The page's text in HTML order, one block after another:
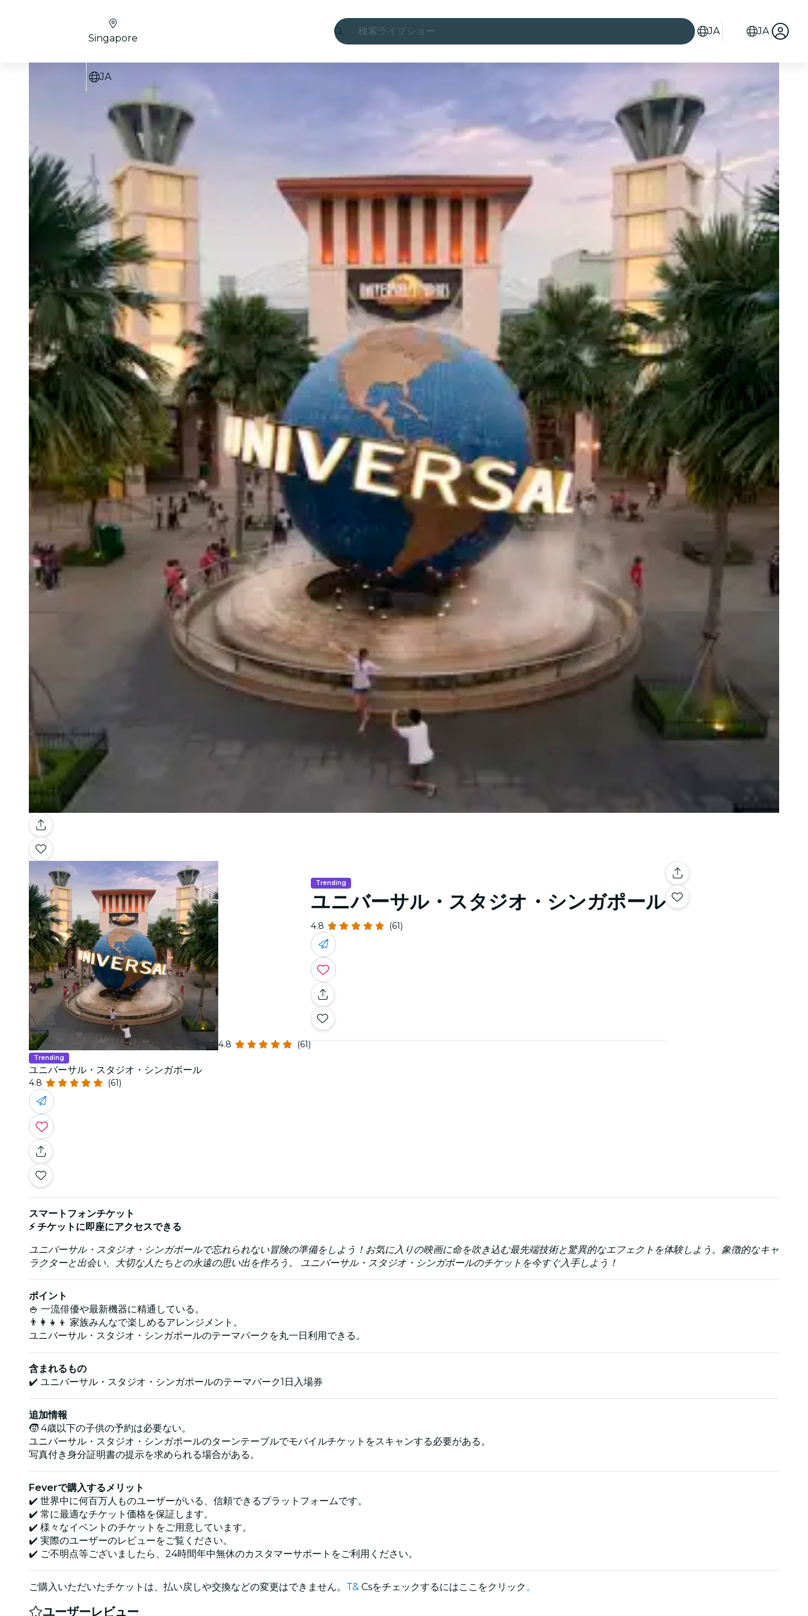
検索ライブショー
展覧会
ソウル
シティツアー
コンサート
レストラン
シネマ
JA JA
Singapore
JA
4.8 (61)
Trending
ユニバーサル・スタジオ・シンガポール
4.8 (61)
Trending
ユニバーサル・スタジオ・シンガポール
4.8 (61)
スマートフォンチケット
⚡ チケットに即座にアクセスできる
ユニバーサル・スタジオ・シンガポールで忘れられない冒険の準備をしよう！お気に入りの映画に命を吹き込む最先端技術と驚異的なエフェクトを体験しよう。象徴的なキャ
ラクターと出会い、大切な人たちとの永遠の思い出を作ろう。 ユニバーサル・スタジオ・シンガポールのチケットを今すぐ入手しよう！
ポイント
🍚 一流俳優や最新機器に精通している。
👨‍👩‍👧‍👦 家族みんなで楽しめるアレンジメント。
ユニバーサル・スタジオ・シンガポールのテーマパークを丸一日利用できる。
含まれるもの
✔️ ユニバーサル・スタジオ・シンガポールのテーマパーク1日入場券
追加情報
🧒 4歳以下の子供の予約は必要ない。
ユニバーサル・スタジオ・シンガポールのターンテーブルでモバイルチケットをスキャンする必要がある。
写真付き身分証明書の提示を求められる場合がある。
Feverで購入するメリット
✔️ 世界中に何百万人ものユーザーがいる、信頼できるプラットフォームです。
✔️ 常に最適なチケット価格を保証します。
✔️ 様々なイベントのチケットをご用意しています。
✔️ 実際のユーザーのレビューをご覧ください。
✔️ ご不明点等ございましたら、24時間年中無休のカスタマーサポートをご利用ください。
ご購入いただいたチケットは、払い戻しや交換などの変更はできません。 T& Csをチェックするにはここをクリック。
ユーザーレビュー